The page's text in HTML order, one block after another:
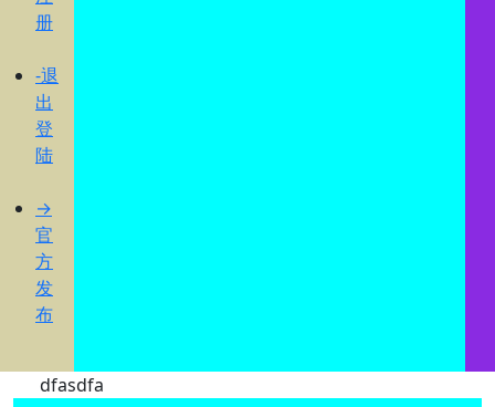
册
-退
出
登
陆
→
官
方
发
布
dfasdfa